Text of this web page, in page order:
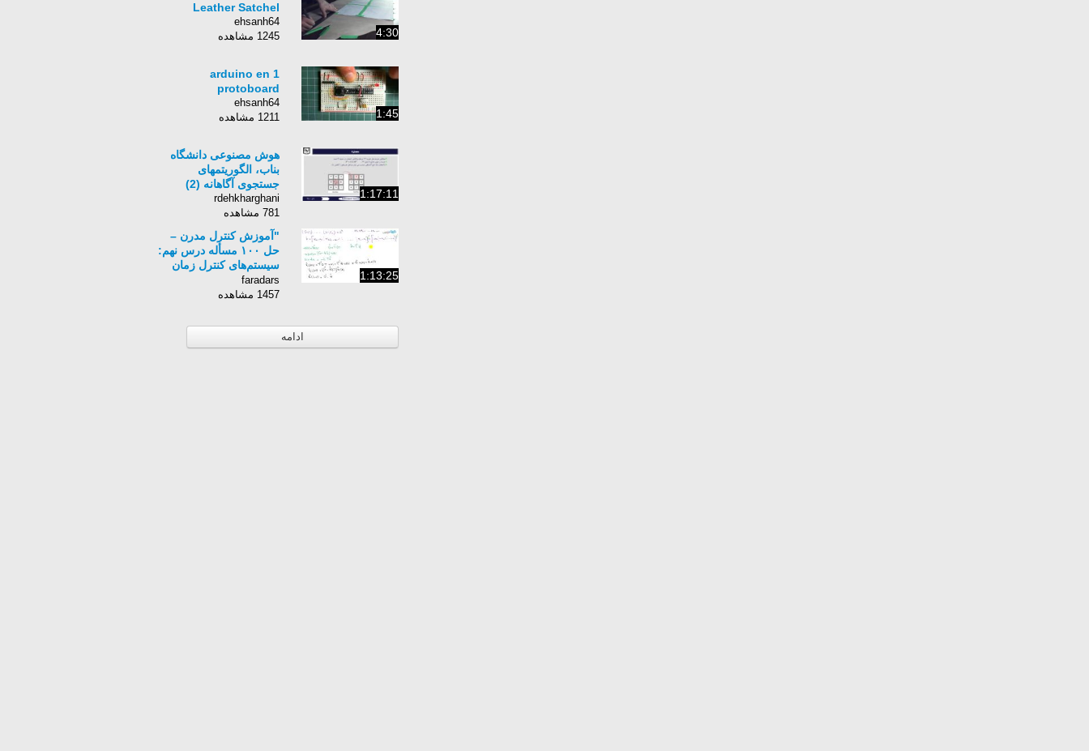
4:30
Leather Satchel
ehsanh64
1245 مشاهده
1:45
1 arduino en
protoboard
ehsanh64
1211 مشاهده
1:17:11
هوش مصنوعی دانشگاه
بناب، الگوریتمهای
جستجوی آگاهانه (2)
rdehkharghani
781 مشاهده
1:13:25
"آموزش کنترل مدرن –
حل ۱۰۰ مسأله درس نهم:
سیستم‌های کنترل زمان
گسسته - فیدبک حالت و
مشاهده‌گر"
faradars
1457 مشاهده
ادامه